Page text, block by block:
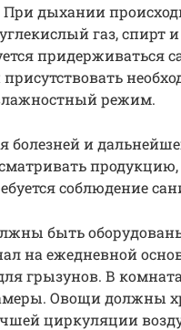
дыхании
газ, спирт
придерживаться
присутствовать
режим.
болезней и
соблюдение
быть
на ежедневной
грызунов. В
Овощи должны
циркуляции